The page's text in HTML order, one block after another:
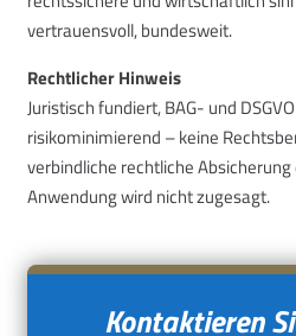
vertrauensvoll, bundesweit.
Rechtlicher Hinweis
Juristisch fundiert, BAG- und
risikominimierend – keine
verbindliche rechtliche
Anwendung wird nicht zugesagt.
Kontaktieren